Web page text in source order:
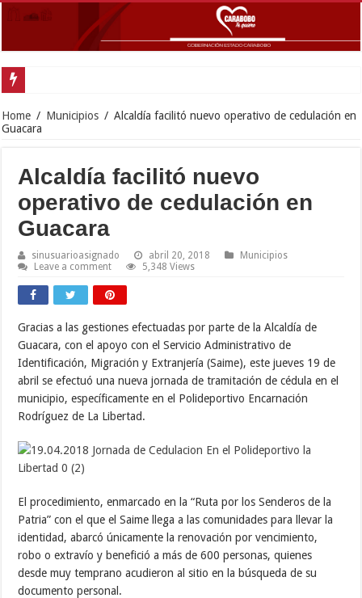
Home / Municipios / Alcaldía facilitó nuevo operativo de cedulación en
Guacara
Alcaldía facilitó nuevo
operativo de cedulación en
Guacara
sinusuarioasignado abril 20, 2018
Municipios
Leave a comment
5,348 Views
Gracias a las gestiones efectuadas por parte de la Alcaldía de
Guacara, con el apoyo con el Servicio Administrativo de
Identificación, Migración y Extranjería (Saime), este jueves 19 de
abril se efectuó una nueva jornada de tramitación de cédula en el
municipio, específicamente en el Polideportivo Encarnación
Rodríguez de La Libertad.
El procedimiento, enmarcado en la “Ruta por los Senderos de la
Patria” con el que el Saime llega a las comunidades para llevar la
identidad, abarcó únicamente la renovación por vencimiento,
robo o extravío y benefició a más de 600 personas, quienes
desde muy temprano acudieron al sitio en la búsqueda de su
documento personal.